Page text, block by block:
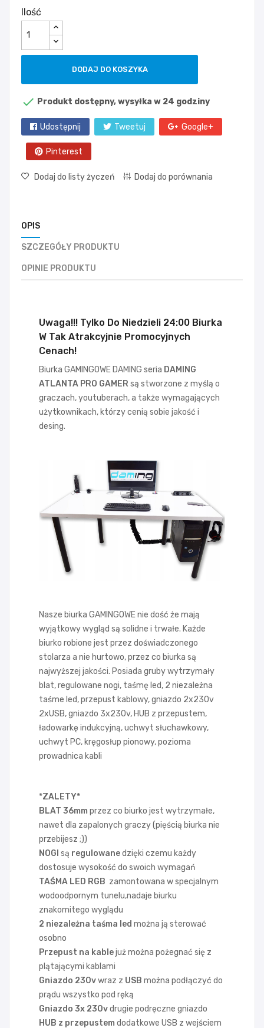
Ilość
DODAJ DO KOSZYKA
 Produkt dostępny, wysyłka w 24 godziny
Udostępnij Tweetuj Google+
Pinterest
Dodaj do listy życzeń Dodaj do porównania
OPIS
SZCZEGÓŁY PRODUKTU
OPINIE PRODUKTU
Uwaga!!! Tylko Do Niedzieli 24:00 Biurka
W Tak Atrakcyjnie Promocyjnych
Cenach!
Biurka GAMINGOWE DAMING seria DAMING
ATLANTA PRO GAMER są stworzone z myślą o
graczach, youtuberach, a także wymagających
użytkownikach, którzy cenią sobie jakość i
desing.
Nasze biurka GAMINGOWE nie dość że mają
wyjątkowy wygląd są solidne i trwałe. Każde
biurko robione jest przez doświadczonego
stolarza a nie hurtowo, przez co biurka są
najwyższej jakości. Posiada gruby wytrzymały
blat, regulowane nogi, taśmę led, 2 niezależna
taśme led, przepust kablowy, gniazdo 2x230v
2xUSB, gniazdo 3x230v, HUB z przepustem,
ładowarkę indukcyjną, uchwyt słuchawkowy,
uchwyt PC, kręgosłup pionowy, pozioma
prowadnica kabli
*ZALETY*
BLAT 36mm przez co biurko jest wytrzymałe,
nawet dla zapalonych graczy (pięścią biurka nie
przebijesz ;))
NOGI są regulowanedzięki czemu każdy
dostosuje wysokość do swoich wymagań
TAŚMA LED RGB zamontowana w specjalnym
wodoodpornym tunelu,nadaje biurku
znakomitego wyglądu
2 niezależna taśma led można ją sterować
osobno
Przepust na kablejuż można pożegnać się z
plątającymi kablami
Gniazdo 230vwraz z USB można podłączyć do
prądu wszystko pod ręką
Gniazdo 3x 230vdrugie podręczne gniazdo
HUB z przepustem dodatkowe USB z wejściem